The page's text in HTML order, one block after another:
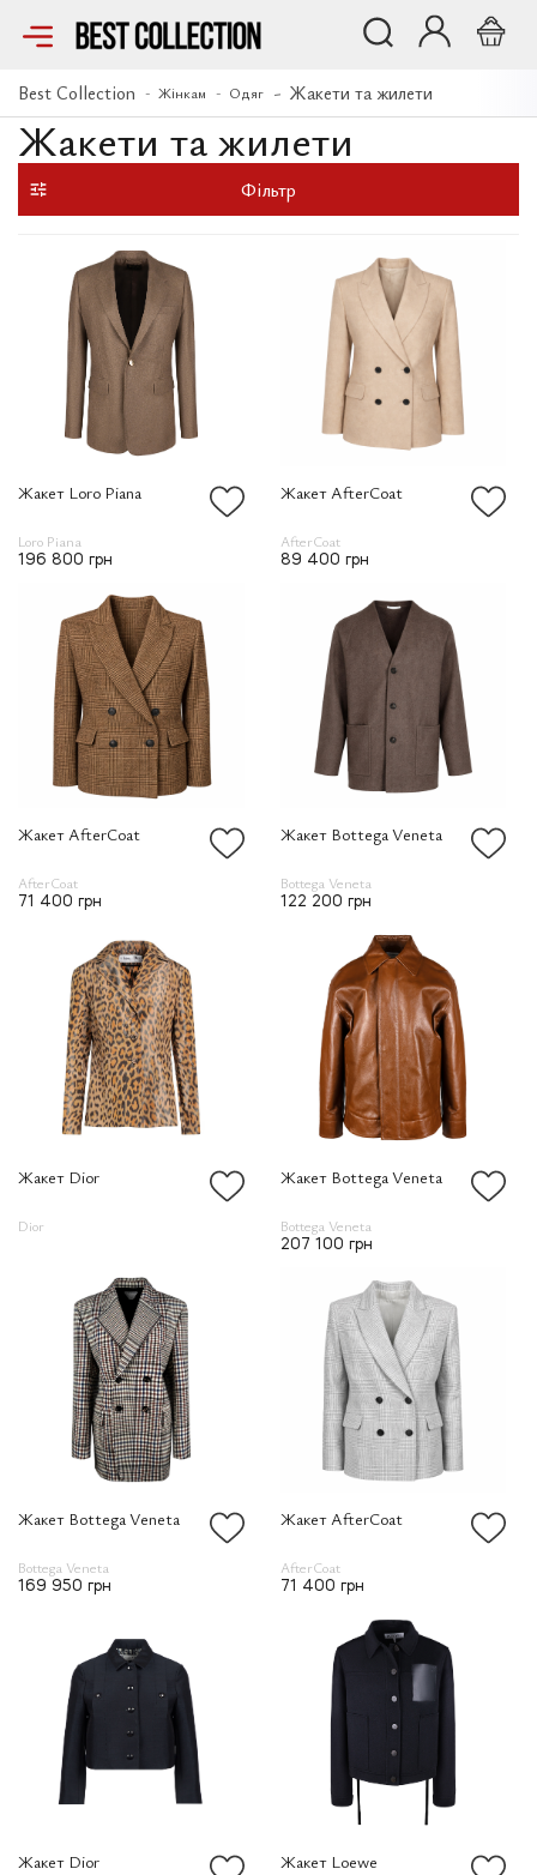
Жакети та жилети
Best Collection Жінкам Одяг Жакети та жилети
Фільтр
Жакет Loro Piana
Loro Piana
196 800 грн
Жакет AfterCoat
AfterCoat
89 400 грн
Жакет AfterCoat
AfterCoat
71 400 грн
Жакет Bottega Veneta
Bottega Veneta
122 200 грн
Жакет Dior
Dior
Жакет Bottega Veneta
Bottega Veneta
207 100 грн
Жакет Bottega Veneta
Bottega Veneta
169 950 грн
Жакет AfterCoat
AfterCoat
71 400 грн
Жакет Dior Жакет Loewe